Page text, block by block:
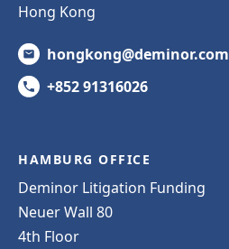
Hong Kong
hongkong@deminor.com
+852 91316026
HAMBURG OFFICE
Deminor Litigation Funding
Neuer Wall 80
4th Floor